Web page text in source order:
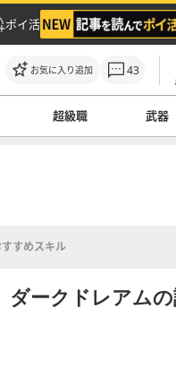
ポイ活
お気に入り追加 43
超級職 武器
すめスキル
ダークドレアム